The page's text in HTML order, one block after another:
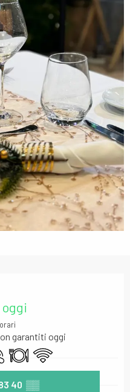
garantiti oggi
condizionata
Ristorante
Wi-Fi
40 ▒▒